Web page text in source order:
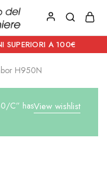
SUPERIORI A 100€
H950N
View wishlist
C” has